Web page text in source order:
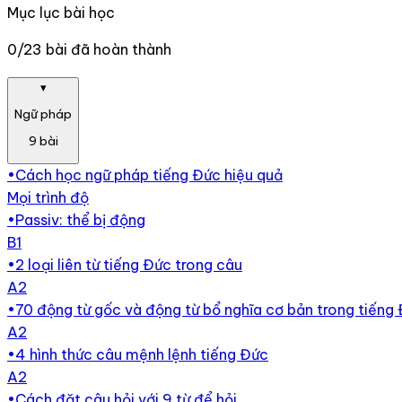
Mục lục bài học
0/23 bài đã hoàn thành
▾
Ngữ pháp
9 bài
•Cách học ngữ pháp tiếng Đức hiệu quả
Mọi trình độ
•Passiv: thể bị động
B1
•2 loại liên từ tiếng Đức trong câu
A2
•70 động từ gốc và động từ bổ nghĩa cơ bản trong tiếng
A2
•4 hình thức câu mệnh lệnh tiếng Đức
A2